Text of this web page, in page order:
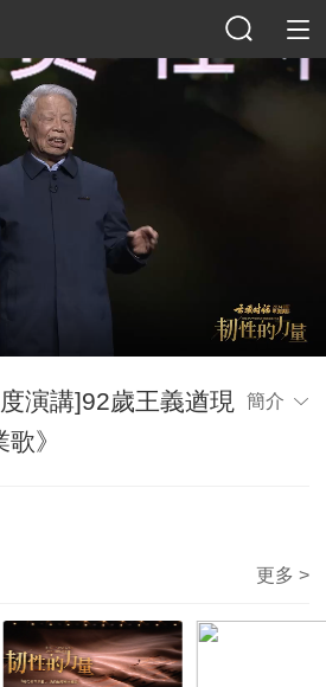
演講]92歲王義遒現
》
簡介
更多 >